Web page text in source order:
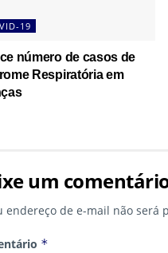
19
número de casos de
Respiratória em
um
endereço de e-mail não será
*